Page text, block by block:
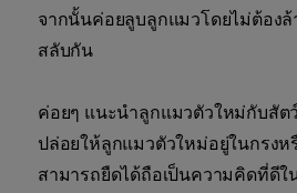
จากนั้นค่อยลูบลูกแมวโดยไม่ต้อง
สลับกัน
ค่อยๆ แนะนำลูกแมวตัวใหม่กับสัต
ปล่อยให้ลูกแมวตัวใหม่อยู่ในกรงห
สามารถยืดได้ถือเป็นความคิดที่ดี